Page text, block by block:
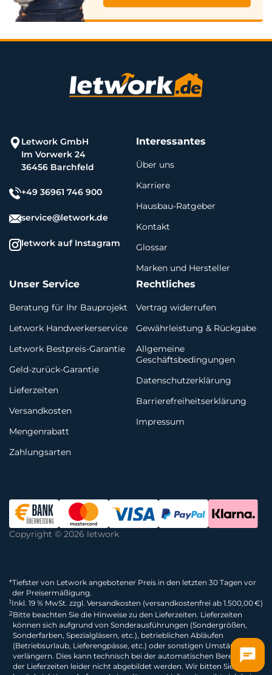
Letwork GmbH
Im Vorwerk 24
36456 Barchfeld
+49 36961 746 900
service@letwork.de
letwork auf Instagram
Interessantes
Über uns
Karriere
Hausbau-Ratgeber
Kontakt
Glossar
Marken und Hersteller
Unser Service
Beratung für Ihr Bauprojekt
Letwork Handwerkerservice
Letwork Bestpreis-Garantie
Geld-zurück-Garantie
Lieferzeiten
Versandkosten
Mengenrabatt
Zahlungsarten
Rechtliches
Vertrag widerrufen
Gewährleistung & Rückgabe
Allgemeine
Geschäftsbedingungen
Datenschutzerklärung
Barrierefreiheitserklärung
Impressum
Copyright © 2026 letwork
*Tiefster von Letwork angebotener Preis in den letzten 30 Tagen vor
der Preisermäßigung.
1Inkl. 19 % MwSt. zzgl. Versandkosten (versandkostenfrei ab 1.500,00 €)
2Bitte beachten Sie die Hinweise zu den Lieferzeiten. Lieferzeiten
können sich aufgrund von Sonderausführungen (Sondergrößen,
Sonderfarben, Spezialgläsern, etc.), betrieblichen Abläufen
(Betriebsurlaub, Lieferengpässe, etc.) oder sonstigen Umständen
verlängern. Dies kann technisch bei der automatischen Berechnung
der Lieferzeiten leider nicht abgebildet werden. Wir bitten Sie dies zu